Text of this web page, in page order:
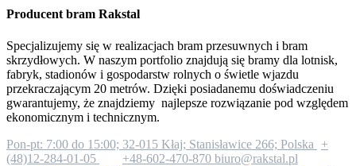
Producent bram Rakstal
Specjalizujemy się w realizacjach bram przesuwnych i bram
skrzydłowych. W naszym portfolio znajdują się bramy dla lotnisk,
fabryk, stadionów i gospodarstw rolnych o świetle wjazdu
przekraczającym 20 metrów. Dzięki posiadanemu doświadczeniu
gwarantujemy, że znajdziemy najlepsze rozwiązanie pod względem
ekonomicznym i technicznym.
Pon-pt: 7:00 do 15:00; 32-015 Kłaj; Stanisławice 266; Polska
+
(48)12-284-01-05
+48-602-470-870 biuro@rakstal.pl